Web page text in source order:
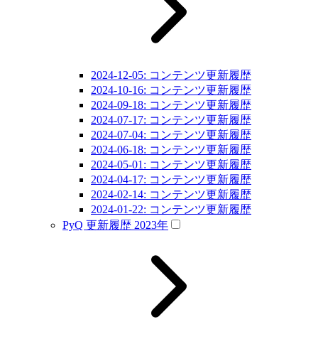
2024-12-05: コンテンツ更新履歴
2024-10-16: コンテンツ更新履歴
2024-09-18: コンテンツ更新履歴
2024-07-17: コンテンツ更新履歴
2024-07-04: コンテンツ更新履歴
2024-06-18: コンテンツ更新履歴
2024-05-01: コンテンツ更新履歴
2024-04-17: コンテンツ更新履歴
2024-02-14: コンテンツ更新履歴
2024-01-22: コンテンツ更新履歴
PyQ 更新履歴 2023年